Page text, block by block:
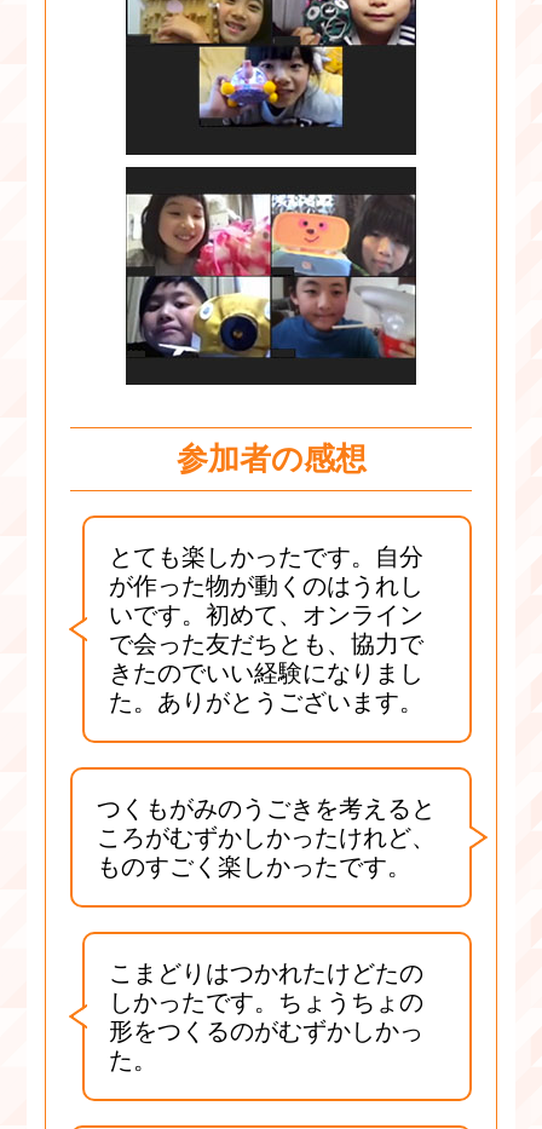
参加者の感想
とても楽しかったです。自分
が作った物が動くのはうれし
いです。初めて、オンライン
で会った友だちとも、協力で
きたのでいい経験になりまし
た。ありがとうございます。
つくもがみのうごきを考えると
ころがむずかしかったけれど、
ものすごく楽しかったです。
こまどりはつかれたけどたの
しかったです。ちょうちょの
形をつくるのがむずかしかっ
た。